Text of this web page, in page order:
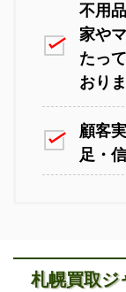
苫小牧不用
不用
家や
たっ
おり
顧客
足・
札幌買取ジ